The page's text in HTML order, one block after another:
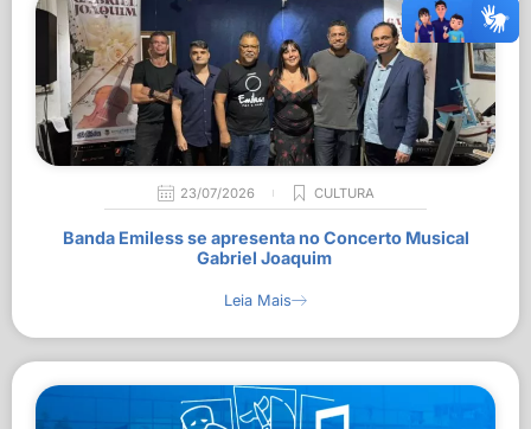
23/07/2026 CULTURA
Banda Emiless se apresenta no Concerto Musical
Gabriel Joaquim
Leia Mais